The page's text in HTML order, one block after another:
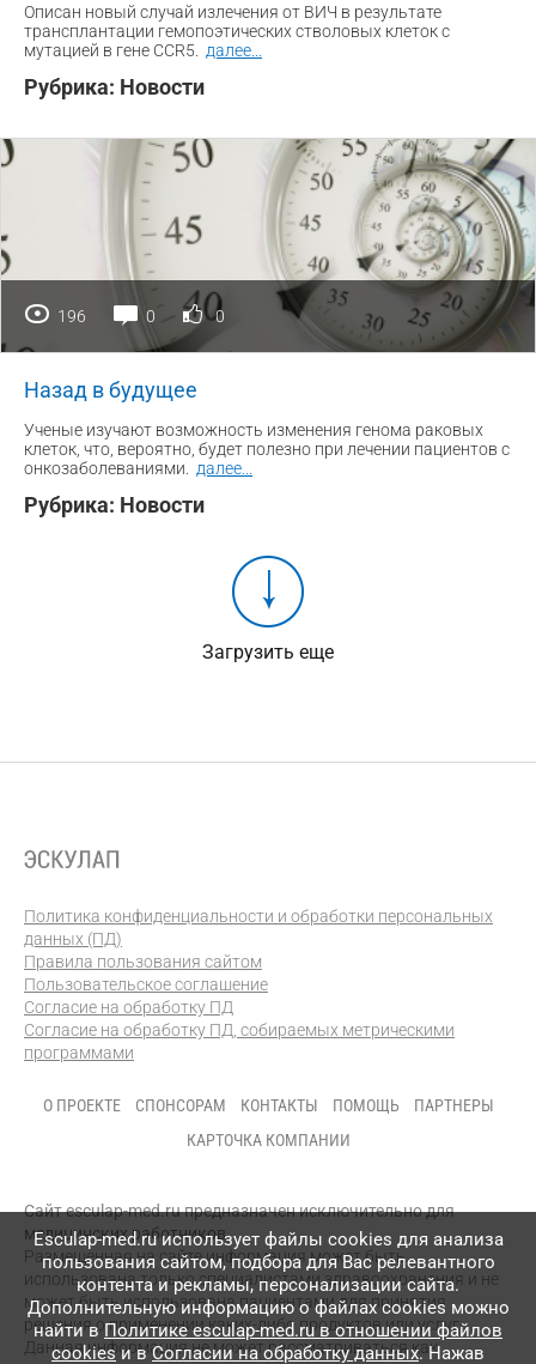
Описан новый случай излечения от ВИЧ в результате
трансплантации гемопоэтических стволовых клеток с
мутацией в гене CCR5.
далее
Рубрика: Новости
196 0 0
Назад в будущее
Ученые изучают возможность изменения генома раковых
клеток, что, вероятно, будет полезно при лечении пациентов с
онкозаболеваниями.
далее
Рубрика: Новости
Загрузить еще
Политика конфиденциальности и обработки персональных
данных (ПД)
Правила пользования сайтом
Пользовательское соглашение
Согласие на обработку ПД
Согласие на обработку ПД, собираемых метрическими
программами
О ПРОЕКТЕ СПОНСОРАМ КОНТАКТЫ ПОМОЩЬ
ПАРТНЕРЫ
КАРТОЧКА КОМПАНИИ
Сайт esculap-med.ru предназначен исключительно для
медицинских работников.
Размещенная на сайте информация может быть
использована только специалистами здравоохранения и не
может быть использована пациентами для принятия
решения о применении каких-либо продуктов или услуг.
Данная информация не может рассматриваться как
Esculap-med.ru использует файлы сookies для анализа
пользования сайтом, подбора для Вас релевантного
контента и рекламы, персонализации сайта.
Дополнительную информацию о файлах cookies можно
найти вПолитике esculap-med.ru в отношении файлов
cookiesи вСогласии на обработку данных. Нажав